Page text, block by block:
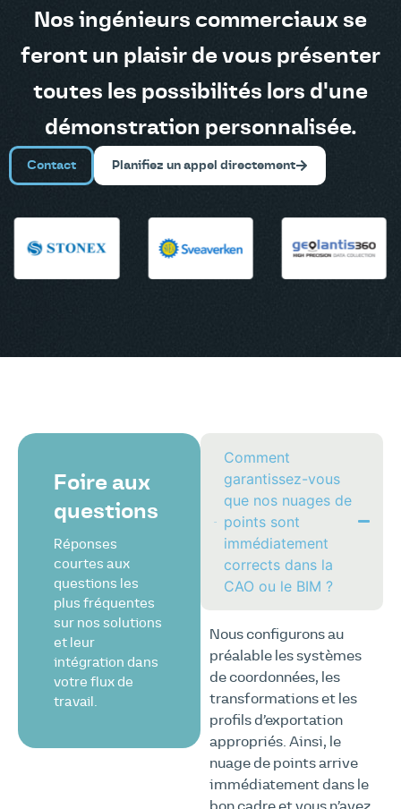
Nos ingénieurs commerciaux se
feront un plaisir de vous présenter
toutes les possibilités lors d'une
démonstration personnalisée.
Contact Planifiez un appel directement
Foire aux
questions
Réponses
courtes aux
questions les
plus fréquentes
sur nos solutions
et leur
intégration dans
votre flux de
travail.
Comment
garantissez-vous
que nos nuages de
points sont
immédiatement
corrects dans la
CAO ou le BIM ?
Nous configurons au
préalable les systèmes
de coordonnées, les
transformations et les
profils d’exportation
appropriés. Ainsi, le
nuage de points arrive
immédiatement dans le